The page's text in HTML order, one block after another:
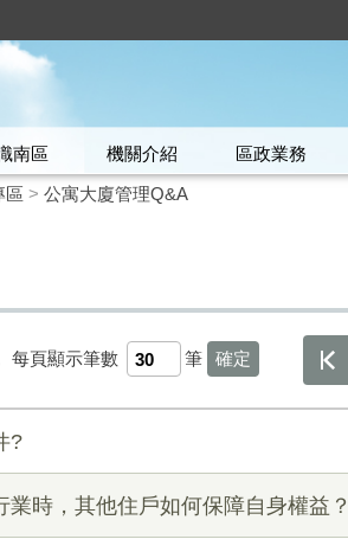
南區 機關介紹 區政業務
區 > 公寓大廈管理Q&A
每頁顯示筆數 筆
?
時，其他住戶如何保障自身權益？